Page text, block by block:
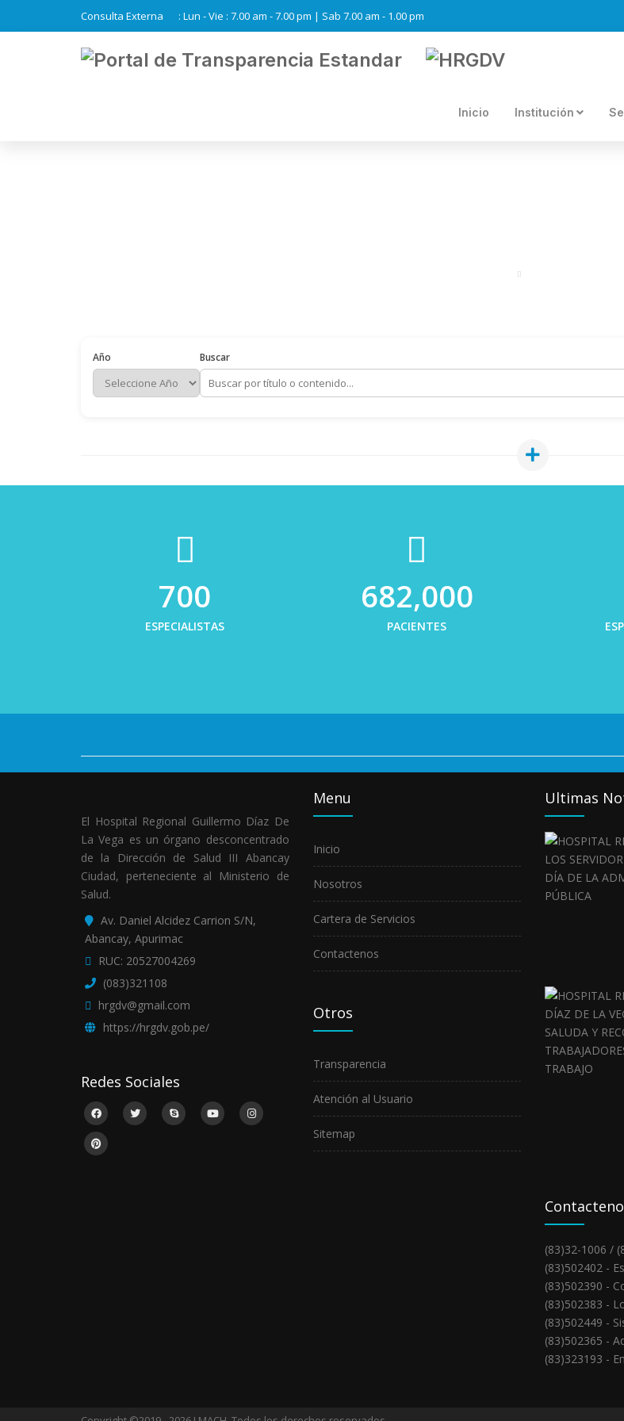
Consulta Externa : Lun - Vie : 7.00 am - 7.00 pm | Sab 7.00 am - 1.00 pm
Inicio Institución
Año Buscar
700
ESPECIALISTAS
682,000
PACIENTES
El Hospital Regional Guillermo Díaz De
La Vega es un órgano desconcentrado
de la Dirección de Salud III Abancay
Ciudad, perteneciente al Ministerio de
Salud.
Av. Daniel Alcidez Carrion S/N,
Abancay, Apurimac
RUC: 20527004269
(083)321108
hrgdv@gmail.com
https://hrgdv.gob.pe/
Redes Sociales
Menu
Inicio
Nosotros
Cartera de Servicios
Contactenos
Otros
Transparencia
Atención al Usuario
Sitemap
Ultimas
(83)32-1006 /
(83)502402 -
(83)502390 -
(83)502383 -
(83)502449 -
(83)502365 -
(83)323193 -